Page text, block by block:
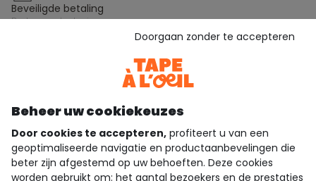
beveiligde betaling
per bancontact , visa ,
Houd contact met Tape à l’Oeil, schrijf u in op de
Ik schrijf me in
WORD LID VAN DE COMMUNITY!
Beheer uw cookiekeuzes
Door cookies te accepteren, profiteert u van een
geoptimaliseerde navigatie en productaanbevelingen die
beter zijn afgestemd op uw behoeften. Deze cookies
worden gebruikt om: het aantal bezoekers en de prestaties
Doorgaan zonder te accepteren